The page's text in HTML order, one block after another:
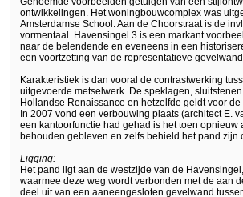
ontwikkelingen. Het woningbouwcomplex was
Amsterdamse School. Aan de Choorstraat is de
vormentaal. Havensingel 3 is een markant
naar de belendende en eveneens in een
een voortzetting van de representatieve
Karakteristiek is dan vooral de contrastwerking
uitgevoerde metselwerk. De speklagen,
Hollandse Renaissance en hetzelfde geldt voor
In 2007 vond een verbouwing plaats (architect E.
een kantoorfunctie had gehad is het toen
behouden gebleven en zelfs behield het pand zijn
Ligging:
Het pand ligt aan de westzijde van de
waarmee deze weg wordt verbonden met de aan
deel uit van een aaneengesloten gevelwand